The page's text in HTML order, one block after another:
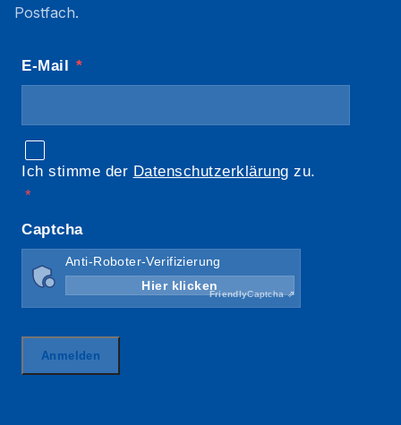
Postfach.